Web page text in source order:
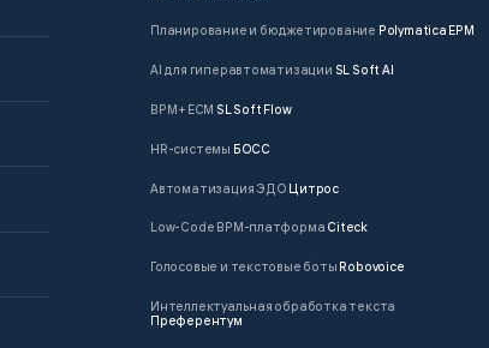
Планирование и бюджетирование Polymatica EPM
AI для гиперавтоматизации SL Soft AI
BPM + ECM SL Soft Flow
HR-системы БОСС
Автоматизация ЭДО Цитрос
Low-Code BPM-платформа Citeck
Голосовые и текстовые боты Robovoice
Интеллектуальная обработка текста
Преферентум